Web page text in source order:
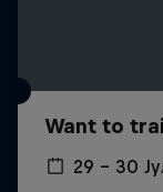
Want to
29 – 30